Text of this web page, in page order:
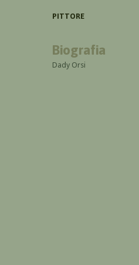
PITTORE
Biografia
Dady Orsi